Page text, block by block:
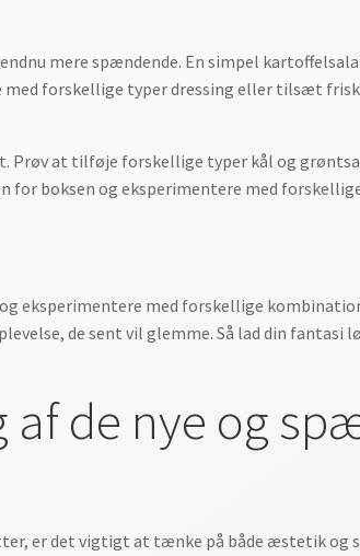
mere spændende. En simpel
forskellige typer dressing eller tilsæt
Prøv at tilføje forskellige typer kål og
boksen og eksperimentere med
eksperimentere med forskellige
de sent vil glemme. Så lad din fantasi
de nye og
er det vigtigt at tænke på både æstetik og